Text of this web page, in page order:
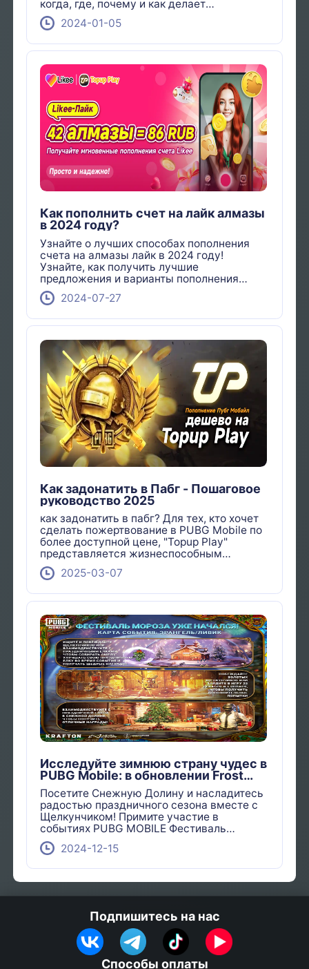
когда, где, почему и как делает
пожертвования.
2024-01-05
Как пополнить счет на лайк алмазы
в 2024 году?
Узнайте о лучших способах пополнения
счета на алмазы лайк в 2024 году!
Узнайте, как получить лучшие
предложения и варианты пополнения
счета.
2024-07-27
Как задонатить в Пабг - Пошаговое
руководство 2025
как задонатить в пабг? Для тех, кто хочет
сделать пожертвование в PUBG Mobile по
более доступной цене, "Topup Play"
представляется жизнеспособным
вариантом.
2025-03-07
Исследуйте зимнюю страну чудес в
PUBG Mobile: в обновлении Frost
Festival появился Щелкунчик!
Посетите Снежную Долину и насладитесь
радостью праздничного сезона вместе с
Щелкунчиком! Примите участие в
событиях PUBG MOBILE Фестиваль
Мороза и получите шанс выиграть
замечательные призы!
2024-12-15
Подпишитесь на нас
Способы оплаты